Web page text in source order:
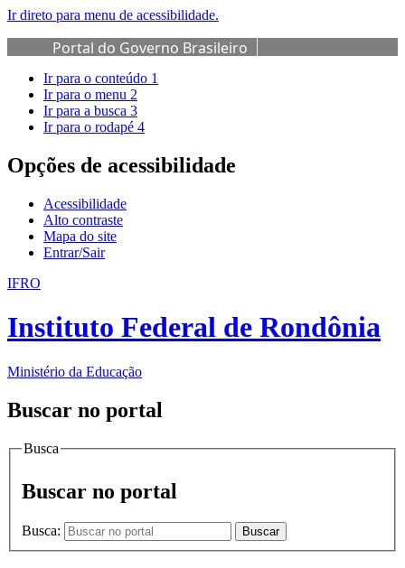
Ir direto para menu de acessibilidade.
Portal do Governo Brasileiro
Ir para o conteúdo 1
Ir para o menu 2
Ir para a busca 3
Ir para o rodapé 4
Opções de acessibilidade
Acessibilidade
Alto contraste
Mapa do site
Entrar/Sair
IFRO
Instituto Federal de Rondônia
Ministério da Educação
Buscar no portal
Busca
Buscar no portal
Busca: Buscar